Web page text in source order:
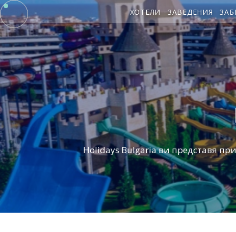
ХОТЕЛИ ЗАВЕДЕНИЯ
Holidays Bulgaria ви представя